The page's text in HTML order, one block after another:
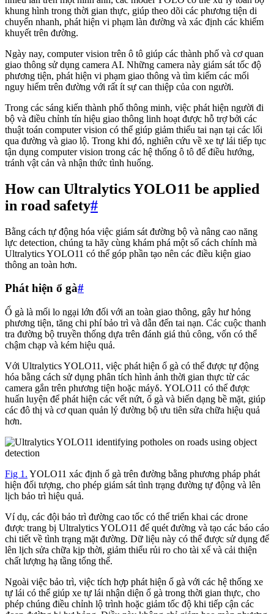
khung hình trong thời gian thực, giúp theo dõi các phương tiện di
chuyển nhanh, phát hiện vi phạm làn đường và xác định các khiếm
khuyết trên đường.
Ngày nay, computer vision trên ô tô giúp các thành phố và cơ quan
giao thông sử dụng camera AI. Những camera này giám sát tốc độ
phương tiện, phát hiện vi phạm giao thông và tìm kiếm các mối
nguy hiểm trên đường với rất ít sự can thiệp của con người.
Trong các sáng kiến thành phố thông minh, việc phát hiện người đi
bộ và điều chỉnh tín hiệu giao thông linh hoạt được hỗ trợ bởi các
thuật toán computer vision có thể giúp giảm thiểu tai nạn tại các lối
qua đường và giao lộ. Trong khi đó, nghiên cứu về xe tự lái tiếp tục
tận dụng computer vision trong các hệ thống ô tô để điều hướng,
tránh vật cản và nhận thức tình huống.
How can Ultralytics YOLO11 be applied
in road safety#
Bằng cách tự động hóa việc giám sát đường bộ và nâng cao năng
lực detection, chúng ta hãy cùng khám phá một số cách chính mà
Ultralytics YOLO11 có thể góp phần tạo nên các điều kiện giao
thông an toàn hơn.
Phát hiện ổ gà#
Ổ gà là mối lo ngại lớn đối với an toàn giao thông, gây hư hỏng
phương tiện, tăng chi phí bảo trì và dẫn đến tai nạn. Các cuộc thanh
tra đường bộ truyền thống dựa trên đánh giá thủ công, vốn có thể
chậm chạp và kém hiệu quả.
Với Ultralytics YOLO11, việc phát hiện ổ gà có thể được tự động
hóa bằng cách sử dụng phân tích hình ảnh thời gian thực từ các
camera gắn trên phương tiện hoặc máyδ. YOLO11 có thể được
huấn luyện để phát hiện các vết nứt, ổ gà và biến dạng bề mặt, giúp
các đô thị và cơ quan quản lý đường bộ ưu tiên sửa chữa hiệu quả
hơn.
Fig 1. YOLO11 xác định ổ gà trên đường bằng phương pháp phát
hiện đối tượng, cho phép giám sát tình trạng đường tự động và lên
lịch bảo trì hiệu quả.
Ví dụ, các đội bảo trì đường cao tốc có thể triển khai các drone
được trang bị Ultralytics YOLO11 để quét đường và tạo các báo cáo
chi tiết về tình trạng mặt đường. Dữ liệu này có thể được sử dụng để
lên lịch sửa chữa kịp thời, giảm thiểu rủi ro cho tài xế và cải thiện
chất lượng hạ tầng tổng thể.
Ngoài việc bảo trì, việc tích hợp phát hiện ổ gà với các hệ thống xe
tự lái có thể giúp xe tự lái nhận diện ổ gà trong thời gian thực, cho
phép chúng điều chỉnh lộ trình hoặc giảm tốc độ khi tiếp cận các